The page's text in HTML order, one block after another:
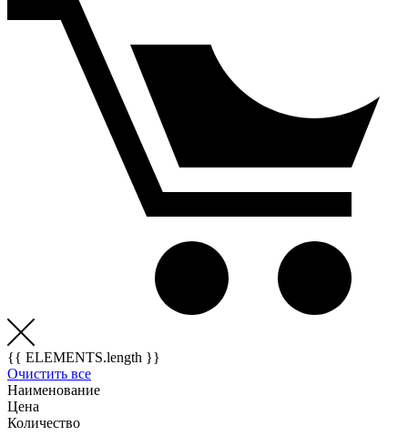
{{ ELEMENTS.length }}
Очистить все
Наименование
Цена
Количество